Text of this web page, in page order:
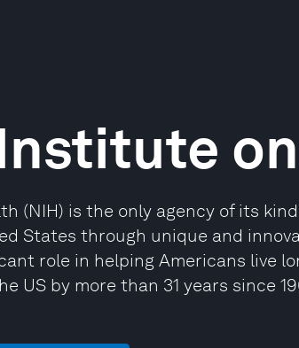
(NIH) is the only agency of its
States through unique and
role in helping Americans live
US by more than 31 years since